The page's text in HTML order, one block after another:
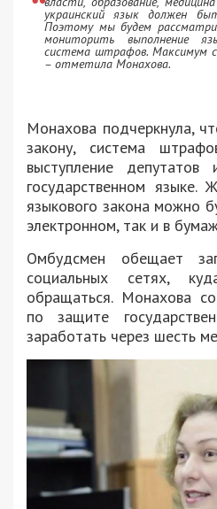
украинский язык должен
Поэтому мы будем
мониторить выполнение
система штрафов. Максимум
– отметила Монахова.
Монахова подчеркнула,
закону, система
выступление
государственном языке.
языкового закона можно
электронном, так и в
Омбудсмен обещает
социальных сетях,
обращаться. Монахова
по защите
заработать через шесть